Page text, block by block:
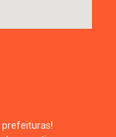
prefeituras!